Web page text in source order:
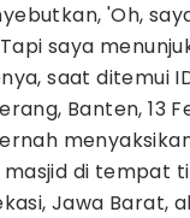
'Oh,
saya
saat ditemui
Banten, 13
di tempat
Jawa Barat,